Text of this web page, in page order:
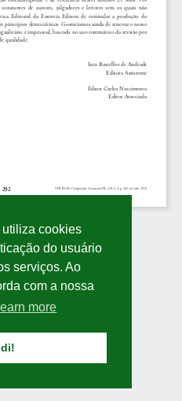
cookies
do usuário
serviços. Ao
com a nossa
more